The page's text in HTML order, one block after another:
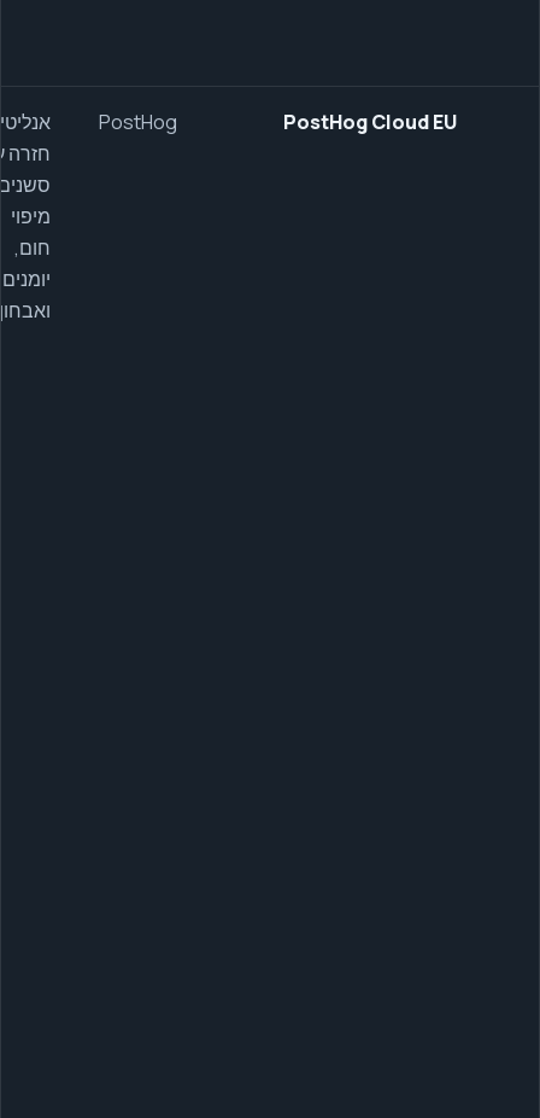
PostHog Cloud EU
PostHog
חזרה
מיפוי
חום,
יומנים
ואבחון